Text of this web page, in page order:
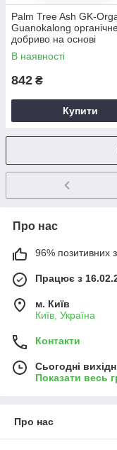
Palm Tree Ash GK-
Guanokalong
добриво на основі
пальмового попелу (1L)
В наявності
842 ₴
Купити
Про нас
96% позитивних з
Працює з
м. Київ
Київ, Україна
Контакти
Сьогодні
Показати весь
Про нас